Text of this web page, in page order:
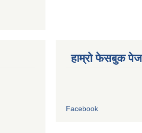
हाम्रो फेसबुक पेज
Facebook